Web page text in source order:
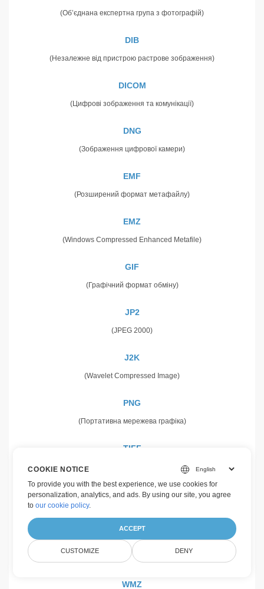
(Об’єднана експертна група з фотографій)
DIB
(Незалежне від пристрою растрове зображення)
DICOM
(Цифрові зображення та комунікації)
DNG
(Зображення цифрової камери)
EMF
(Розширений формат метафайлу)
EMZ
(Windows Compressed Enhanced Metafile)
GIF
(Графічний формат обміну)
JP2
(JPEG 2000)
J2K
(Wavelet Compressed Image)
PNG
(Портативна мережева графіка)
TIFF
(Формат зображення з тегами)
WEBP
(Растрове веб-зображення)
WMF
(Метафайл Microsoft Windows)
WMZ
COOKIE NOTICE
To provide you with the best experience, we use cookies for
personalization, analytics, and ads. By using our site, you agree
toour cookie policy.
ACCEPT
CUSTOMIZE DENY